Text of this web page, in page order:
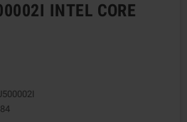
INTEL CORE